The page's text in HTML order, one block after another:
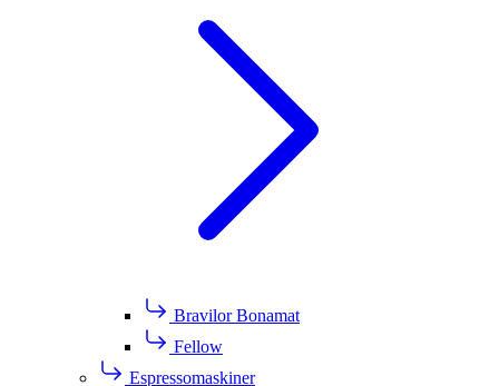
Bravilor Bonamat
Fellow
Espressomaskiner